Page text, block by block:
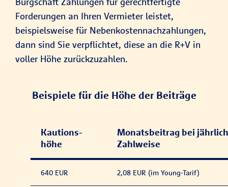
Forderungen an Ihren Vermieter leistet,
beispielsweise für Nebenkostennachzahlungen,
dann sind Sie verpflichtet, diese an die R+V in
voller Höhe zurückzuzahlen.
Beispiele für die Höhe der Beiträge
Kautions­
höhe
Monatsbeitrag bei
Zahlweise
640 EUR 2,08 EUR (im Young-Tarif)